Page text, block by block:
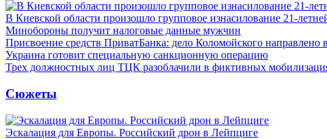
В Киевской области произошло групповое изнасилование 21-
Минобороны получит налоговые данные мужчин
Присвоение средств ПриватБанка: дело Коломойского направлено
Украина готовит специальную санкционную операцию
Трех должностных лиц ТЦК разоблачили в фиктивных
Сюжеты
Эскалация для Европы. Российский дрон в Лейпциге